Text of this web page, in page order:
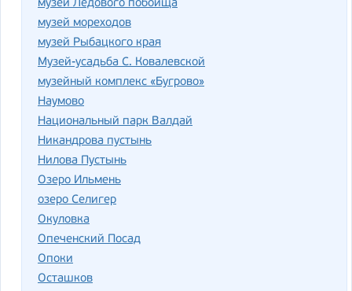
музей Ледового побоища
музей мореходов
музей Рыбацкого края
Музей-усадьба С. Ковалевской
музейный комплекс «Бугрово»
Наумово
Национальный парк Валдай
Никандрова пустынь
Нилова Пустынь
Озеро Ильмень
озеро Селигер
Окуловка
Опеченский Посад
Опоки
Осташков